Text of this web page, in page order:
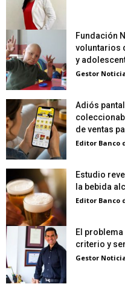
Fundación
voluntarios
y
Gestor
Adiós
de ventas
Editor Banco
Estudio
la bebida
Editor Banco
El
criterio y
Gestor